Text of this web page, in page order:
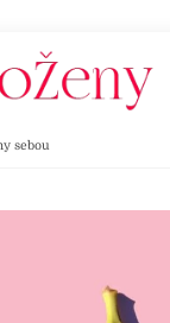
sebou